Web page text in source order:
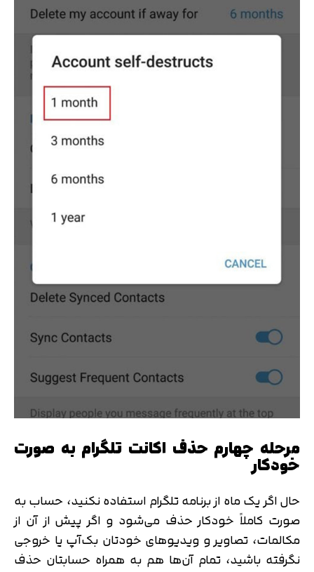
مرحله چهارم حذف اکانت تلگرام به صورت
خودکار
حال اگر یک ماه از برنامه تلگرام استفاده نکنید، حساب به
صورت کاملاً خودکار حذف می‌شود و اگر پیش از آن از
مکالمات، تصاویر و ویدیوهای خودتان بک‌آپ یا خروجی
نگرفته باشید، تمام آن‌ها هم به همراه حسابتان حذف